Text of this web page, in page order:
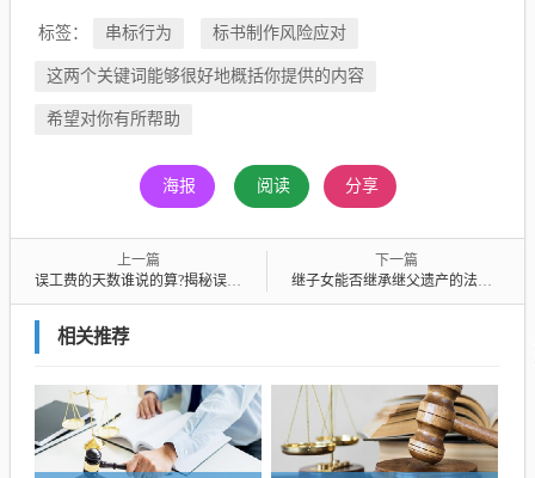
标签： 串标行为 标书制作风险应对
这两个关键词能够很好地概括你提供的内容
希望对你有所帮助
海报 阅读 分享
上一篇
误工费的天数谁说的算?揭秘误工费天数判定权，是谁说了算
下一篇
继子女能否继承继父遗产的法律解析与探讨
相关推荐